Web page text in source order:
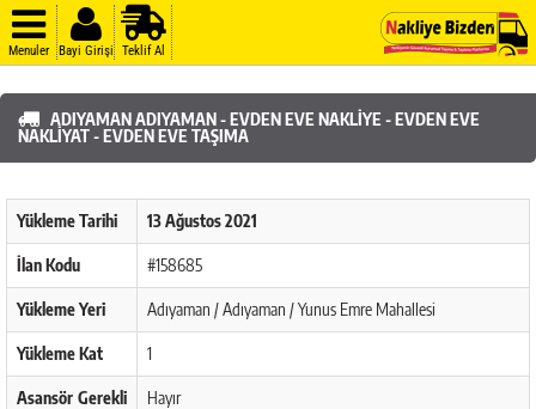
Menuler Bayi Girişi Teklif Al
ADIYAMAN ADIYAMAN - EVDEN EVE NAKLIYE - EVDEN EVE
NAKLIYAT - EVDEN EVE TAŞIMA
Yükleme Tarihi 13 Ağustos 2021
İlan Kodu #158685
Yükleme Yeri Adıyaman / Adıyaman / Yunus Emre Mahallesi
Yükleme Kat 1
Asansör Gerekli
Hayır